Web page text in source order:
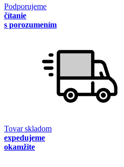
Podporujeme
čítanie
s porozumením
Tovar skladom
expedujeme
okamžite